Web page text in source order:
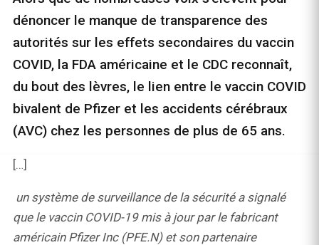
dénoncer le manque de transparence des
autorités sur les effets secondaires du vaccin
COVID, la FDA américaine et le CDC reconnaît,
du bout des lèvres, le lien entre le vaccin COVID
bivalent de Pfizer et les accidents cérébraux
(AVC) chez les personnes de plus de 65 ans.
[…]
un système de surveillance de la sécurité a signalé
que le vaccin COVID-19 mis à jour par le fabricant
américain Pfizer Inc (PFE.N) et son partenaire